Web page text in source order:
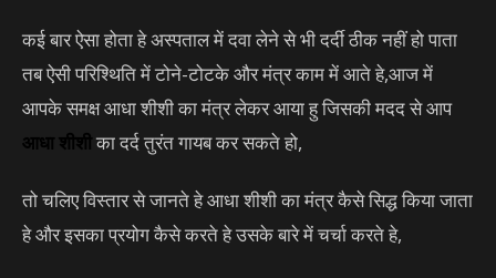
कई बार ऐसा होता हे अस्पताल में दवा लेने से भी दर्दी ठीक नहीं हो पाता
तब ऐसी परिश्थिति में टोने-टोटके और मंत्र काम में आते हे,आज में
आपके समक्ष आधा शीशी का मंत्र लेकर आया हु जिसकी मदद से आप
आधा शीशीका दर्द तुरंत गायब कर सकते हो,
तो चलिए विस्तार से जानते हे आधा शीशी का मंत्र कैसे सिद्ध किया जाता
हे और इसका प्रयोग कैसे करते हे उसके बारे में चर्चा करते हे,